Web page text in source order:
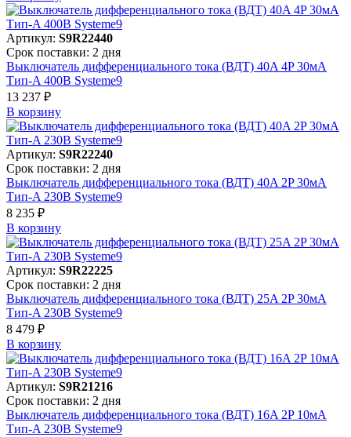
Артикул: S9R22440
Срок поставки: 2 дня
Выключатель дифференциального тока (ВДТ) 40A 4P 30мА
Тип-A 400В Systeme9
13 237 ₽
В корзинy
Артикул: S9R22240
Срок поставки: 2 дня
Выключатель дифференциального тока (ВДТ) 40A 2P 30мА
Тип-A 230В Systeme9
8 235 ₽
В корзинy
Артикул: S9R22225
Срок поставки: 2 дня
Выключатель дифференциального тока (ВДТ) 25A 2P 30мА
Тип-A 230В Systeme9
8 479 ₽
В корзинy
Артикул: S9R21216
Срок поставки: 2 дня
Выключатель дифференциального тока (ВДТ) 16A 2P 10мА
Тип-A 230В Systeme9